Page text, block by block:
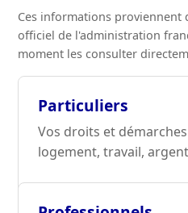
Ces informations proviennent
officiel de l'administration
moment les consulter
Particuliers
Vos droits et
logement, travail,